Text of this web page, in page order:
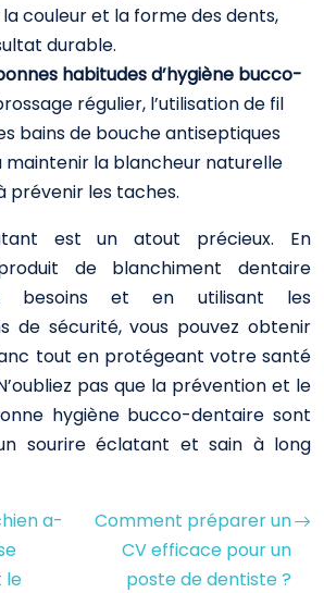
couleur et la forme des dents,
durable.
habitudes d’hygiène bucco-
régulier, l’utilisation de fil
bains de bouche antiseptiques
la blancheur naturelle
prévenir les taches.
est un atout précieux. En
de blanchiment dentaire
besoins et en utilisant les
de sécurité, vous pouvez obtenir
tout en protégeant votre santé
pas que la prévention et le
hygiène bucco-dentaire sont
sourire éclatant et sain à long
a-
le
Comment préparer un
CV efficace pour un
poste de dentiste ?